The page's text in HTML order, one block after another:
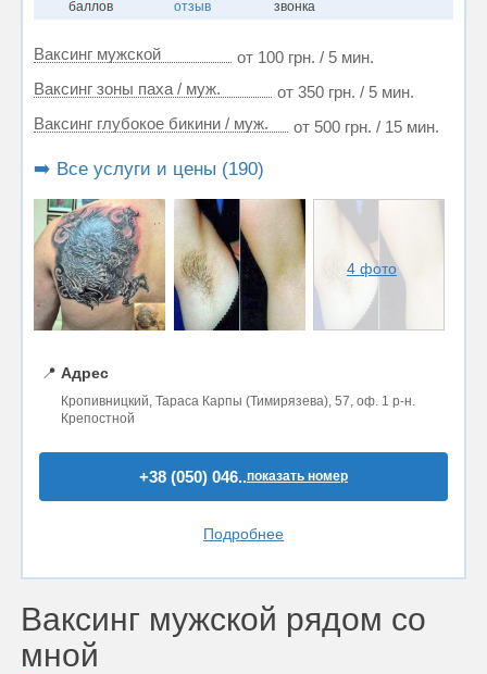
баллов отзыв звонка
Ваксинг мужской
от 100 грн. / 5 мин.
Ваксинг зоны паха / муж.
от 350 грн. / 5 мин.
Ваксинг глубокое бикини / муж.
от 500 грн. / 15 мин.
➡️ Все услуги и цены (190)
4 фото
📍 Адрес
Кропивницкий, Тараса Карпы (Тимирязева), 57, оф. 1 р-н.
Крепостной
+38 (050) 046..показать номер
Подробнее
Ваксинг мужской рядом со
мной